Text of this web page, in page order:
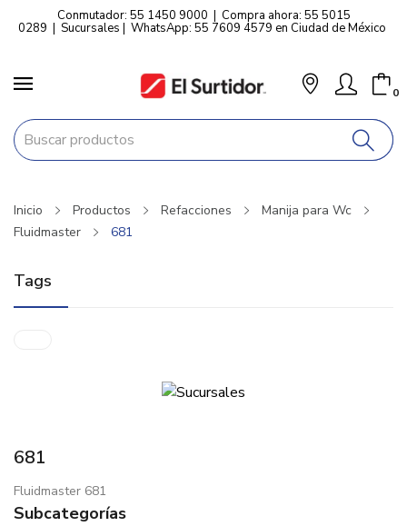
Conmutador: 55 1450 9000 | Compra ahora: 55 5015
0289 | Sucursales | WhatsApp: 55 7609 4579 en Ciudad de México
0
Inicio Productos Refacciones
Manija para Wc
Fluidmaster
681
Tags
681
Fluidmaster 681
Subcategorías